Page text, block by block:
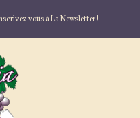
vous à La Newsletter !